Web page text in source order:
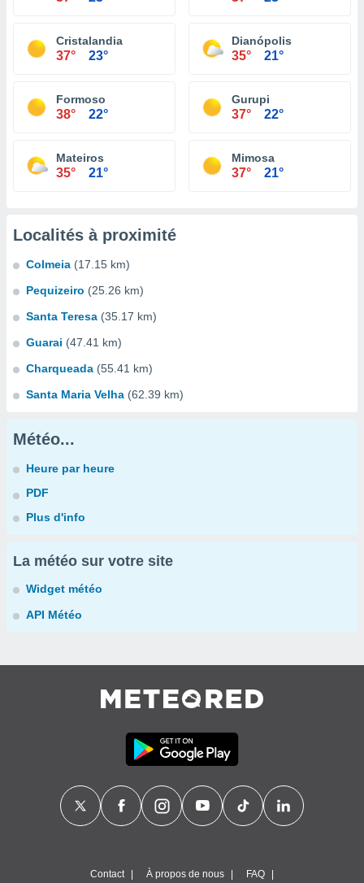
Cristalandia
37° 23°
Dianópolis
35° 21°
Formoso
38° 22°
Gurupi
37° 22°
Mateiros
35° 21°
Mimosa
37° 21°
Localités à proximité
Colmeia (17.15 km)
Pequizeiro (25.26 km)
Santa Teresa (35.17 km)
Guarai (47.41 km)
Charqueada (55.41 km)
Santa Maria Velha (62.39 km)
Météo...
Heure par heure
PDF
Plus d'info
La météo sur votre site
Widget météo
API Météo
Contact À propos de nous FAQ